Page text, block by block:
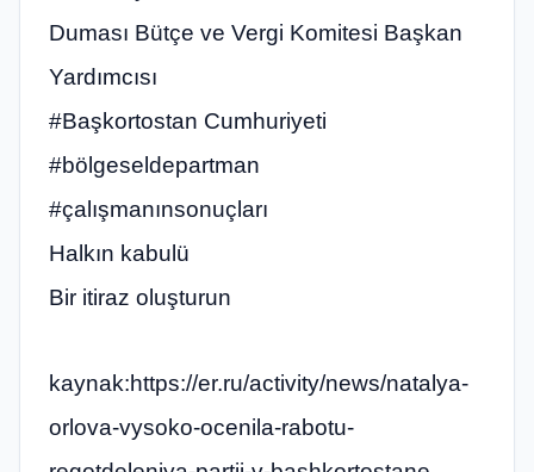
Duması Bütçe ve Vergi Komitesi Başkan
Yardımcısı
#Başkortostan Cumhuriyeti
#bölgeseldepartman
#çalışmanınsonuçları
Halkın kabulü
Bir itiraz oluşturun
kaynak:https://er.ru/activity/news/natalya-
orlova-vysoko-ocenila-rabotu-